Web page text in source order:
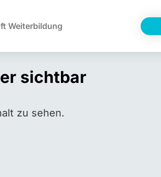
Weiterbildung
sichtbar
zu sehen.